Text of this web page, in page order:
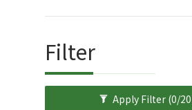
Filter
Apply Filter (0/